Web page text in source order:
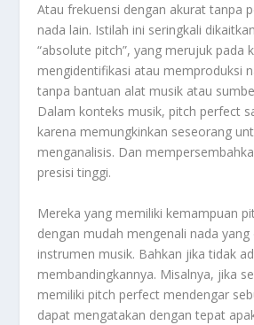
Atau frekuensi dengan akurat tanpa
nada lain. Istilah ini seringkali
“absolute pitch”, yang merujuk pada
mengidentifikasi atau memproduksi
tanpa bantuan alat musik atau
Dalam konteks musik, pitch perfect
karena memungkinkan seseorang
menganalisis. Dan
presisi tinggi.
Mereka yang memiliki kemampuan
dengan mudah mengenali nada yang
instrumen musik. Bahkan jika tidak
membandingkannya. Misalnya, jika
memiliki pitch perfect mendengar
dapat mengatakan dengan tepat